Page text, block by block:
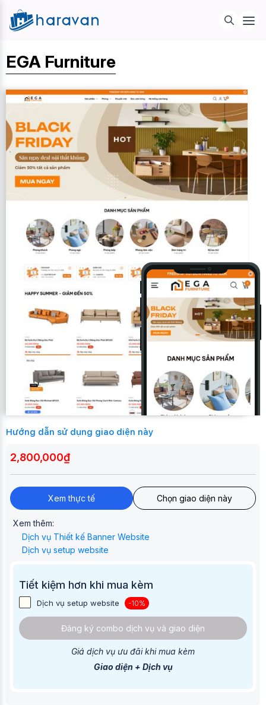
EGA Furniture
Hướng dẫn sử dụng giao diện này
2,800,000₫
Xem thực tế Chọn giao diện này
Xem thêm:
Dịch vụ Thiết kế Banner Website
Dịch vụ setup website
Tiết kiệm hơn khi mua kèm
Dịch vụ setup website -10%
Đăng ký combo dịch vụ và giao diện
Giá dịch vụ ưu đãi khi mua kèm
Giao diện + Dịch vụ